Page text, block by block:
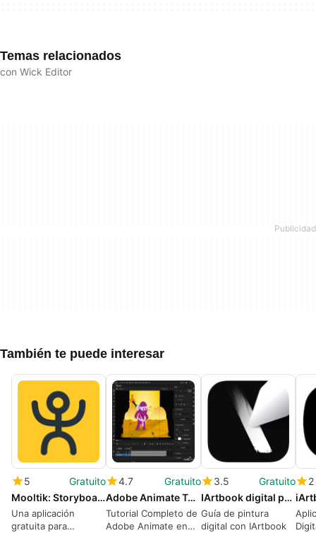
Temas relacionados
con Wick Editor
También te puede interesar
5
Gratuito
Mooltik: Storyboard Animate
Una aplicación
gratuita para
4.7
Gratuito
Adobe Animate Tutorial
Tutorial Completo de
Adobe Animate en
3.5
Gratuito
IArtbook digital painting tips
Guía de pintura
digital con IArtbook
2